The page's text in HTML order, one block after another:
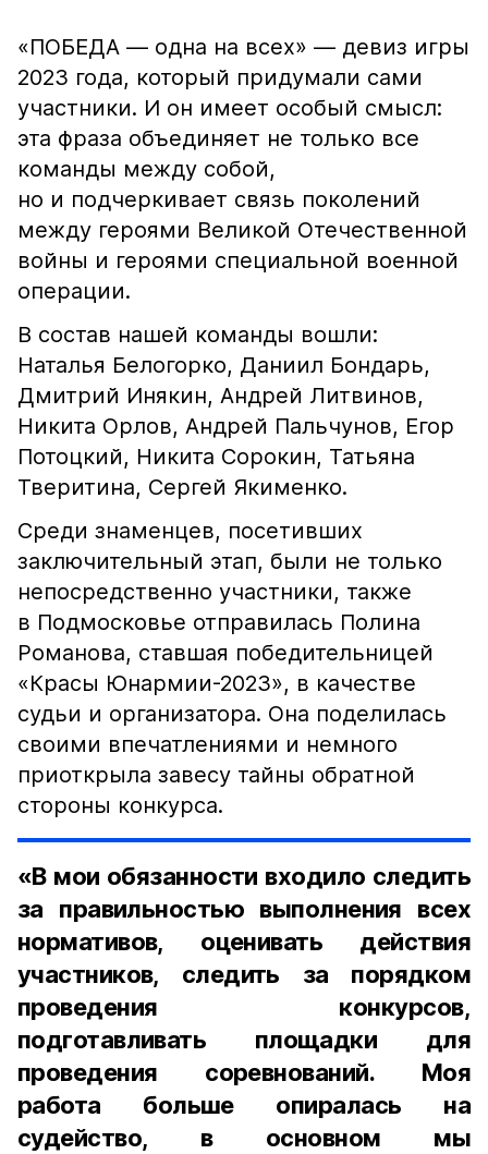
«ПОБЕДА — одна на всех» — девиз игры
2023 года, который придумали сами
участники. И он имеет особый смысл:
эта фраза объединяет не только все
команды между собой,
но и подчеркивает связь поколений
между героями Великой Отечественной
войны и героями специальной военной
операции.
В состав нашей команды вошли:
Наталья Белогорко, Даниил Бондарь,
Дмитрий Инякин, Андрей Литвинов,
Никита Орлов, Андрей Пальчунов, Егор
Потоцкий, Никита Сорокин, Татьяна
Тверитина, Сергей Якименко.
Среди знаменцев, посетивших
заключительный этап, были не только
непосредственно участники, также
в Подмосковье отправилась Полина
Романова, ставшая победительницей
«Красы Юнармии-2023», в качестве
судьи и организатора. Она поделилась
своими впечатлениями и немного
приоткрыла завесу тайны обратной
стороны конкурса.
«В мои обязанности входило следить
за правильностью выполнения всех
нормативов, оценивать действия
участников, следить за порядком
проведения конкурсов,
подготавливать площадки для
проведения соревнований. Моя
работа больше опиралась на
судейство, в основном мы